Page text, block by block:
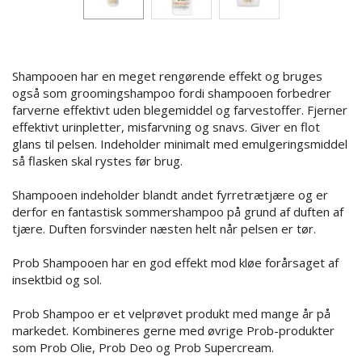
Shampooen har en meget rengørende effekt og bruges
også som groomingshampoo fordi shampooen forbedrer
farverne effektivt uden blegemiddel og farvestoffer. Fjerner
effektivt urinpletter, misfarvning og snavs. Giver en flot
glans til pelsen. Indeholder minimalt med emulgeringsmiddel
så flasken skal rystes før brug.
Shampooen indeholder blandt andet fyrretrætjære og er
derfor en fantastisk sommershampoo på grund af duften af
tjære. Duften forsvinder næsten helt når pelsen er tør.
Prob Shampooen har en god effekt mod kløe forårsaget af
insektbid og sol.
Prob Shampoo er et velprøvet produkt med mange år på
markedet. Kombineres gerne med øvrige Prob-produkter
som Prob Olie, Prob Deo og Prob Supercream.